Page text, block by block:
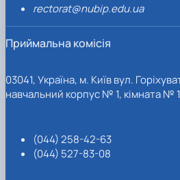
rectorat@nubip.edu.ua
Приймальна комісія
03041, Україна, м. Київ вул.
навчальний корпус № 1, кімната №
(044) 258-42-63
(044) 527-83-08